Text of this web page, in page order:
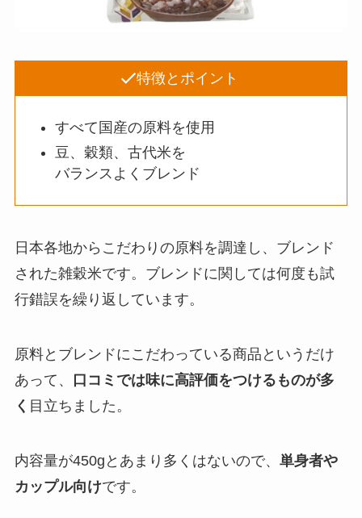
特徴とポイント
すべて国産の原料を使用
豆、穀類、古代米を
バランスよくブレンド
日本各地からこだわりの原料を調達し、ブレンド
された雑穀米です。ブレンドに関しては何度も試
行錯誤を繰り返しています。
原料とブレンドにこだわっている商品というだけ
あって、
口コミでは味に高評価をつけるものが多
く 目立ちました。
内容量が450gとあまり多くはないので、 単身者や
カップル向けです。